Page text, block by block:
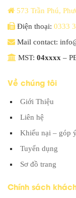
573 Trần Phú,
Điện thoại: 0333
Mail contact:
MST: 04xxxx –
Về chúng tôi
Giới Thiệu
Liên hệ
Khiếu nại – góp
Tuyển dụng
Sơ đồ trang
Chính sách